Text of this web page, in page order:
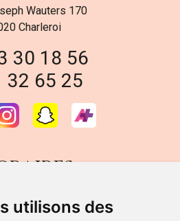
utilisons des
Wauters 170
Charleroi
30 18 56
32 65 25
AU VENDREDI
et de 14h à 18h